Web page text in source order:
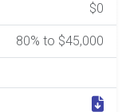
$0
80% to $45,000